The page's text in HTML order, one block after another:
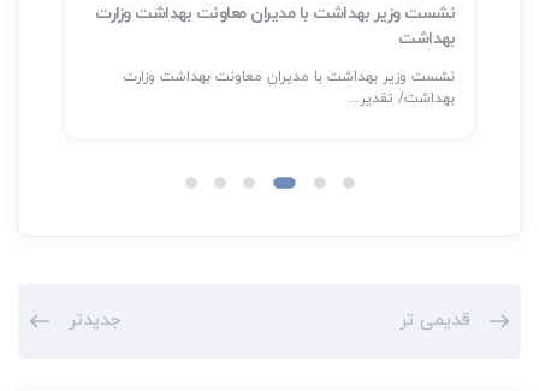
نشست وزیر بهداشت با مدیران معاونت بهداشت وزارت
بهداشت
نشست وزیر بهداشت با مدیران معاونت بهداشت وزارت
بهداشت/ تقدیر...
قدیمی تر جدیدتر